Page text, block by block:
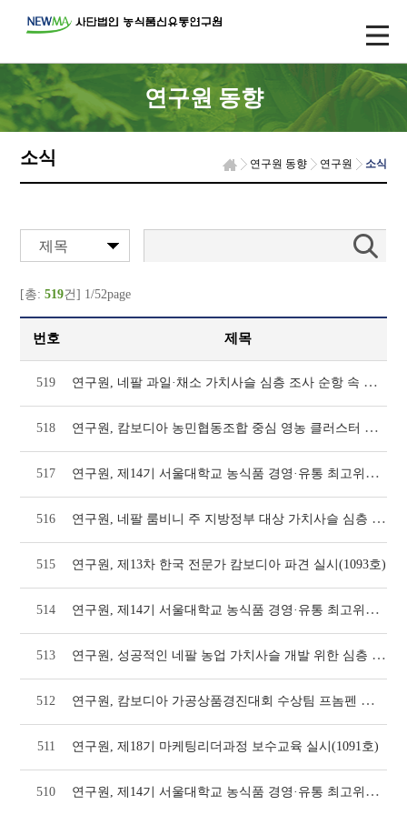
연구원 동향
소식 연구원 동향 연구원 소식
제목
[총:519건] 1/52page
번호 제목
519 연구원, 네팔 과일·채소 가치사슬 심층 조사 순항 속 핵심 농업지 '카필바스투' 설문 완료
518 연구원, 캄보디아 농민협동조합 중심 영농 클러스터 조성 위해 넷하우스 신규 시공 추진(10
517 연구원, 제14기 서울대학교 농식품 경영·유통 최고위과정 8, 9회차 교육 실시(1095호
516 연구원, 네팔 룸비니 주 지방정부 대상 가치사슬 심층 조사 본격 착수(1093호)
515 연구원, 제13차 한국 전문가 캄보디아 파견 실시(1093호)
514 연구원, 제14기 서울대학교 농식품 경영·유통 최고위과정 중국 해외현장교육 실시(1093호
513 연구원, 성공적인 네팔 농업 가치사슬 개발 위한 심층 조사 돌입(1091호)
512 연구원, 캄보디아 가공상품경진대회 수상팀 프놈펜 심화 워크숍 실시(1091호)
511 연구원, 제18기 마케팅리더과정 보수교육 실시(1091호)
510 연구원, 제14기 서울대학교 농식품 경영·유통 최고위과정 6, 7회차 교육 실시(1091호